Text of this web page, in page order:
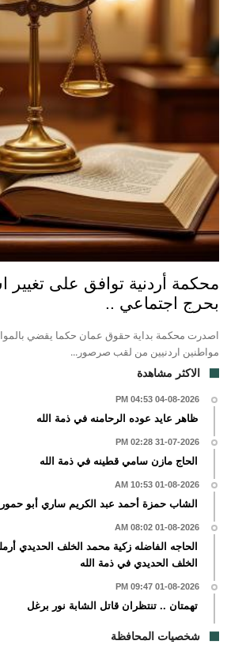
محكمة أردنية توافق على
بحرج اجتماعي ..
اصدرت محكمة بداية حقوق عمان حكما يقضي
مواطنين اردنيين من لقب صرصور...
الاكثر مشاهدة
04-08-2026 04:53 PM
ظاهر عايد عوده الرحامنه في ذمة الله
31-07-2026 02:28 PM
الحاج مازن سامي قطينه في ذمة الله
01-08-2026 10:53 AM
الشاب حمزة أحمد عبد الكريم ساري أبو
01-08-2026 08:02 AM
الحاجه الفاضله زكية محمد الخلف الحديدي
الخلف الحديدي في ذمة الله
01-08-2026 09:47 PM
تهمتان .. تنتظران قاتل الشابة نور برغل
شخصيات المحافظة